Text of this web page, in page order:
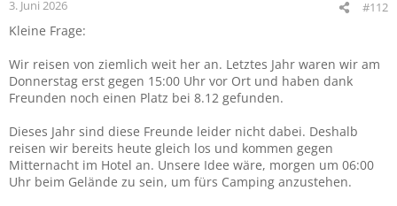
e
n
3. Juni 2026 #112
Kleine Frage:
Wir reisen von ziemlich weit her an. Letztes Jahr waren wir am
Donnerstag erst gegen 15:00 Uhr vor Ort und haben dank
Freunden noch einen Platz bei 8.12 gefunden.
Dieses Jahr sind diese Freunde leider nicht dabei. Deshalb
reisen wir bereits heute gleich los und kommen gegen
Mitternacht im Hotel an. Unsere Idee wäre, morgen um 06:00
Uhr beim Gelände zu sein, um fürs Camping anzustehen.